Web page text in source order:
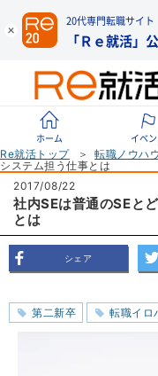
20代専門転職サイト
「Ｒｅ就活」
ホーム イベ
Re就活トップ
転職ノウハ
システム担う仕事とは
2017/08/22
社内SEは普通のSEと
とは
シェア
第二新卒 転職イロ